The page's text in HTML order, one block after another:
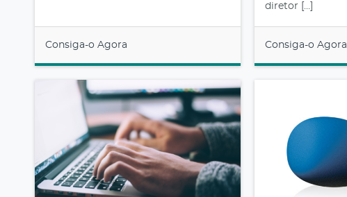
Consiga-o Agora
diretor […]
Consiga-o Agora